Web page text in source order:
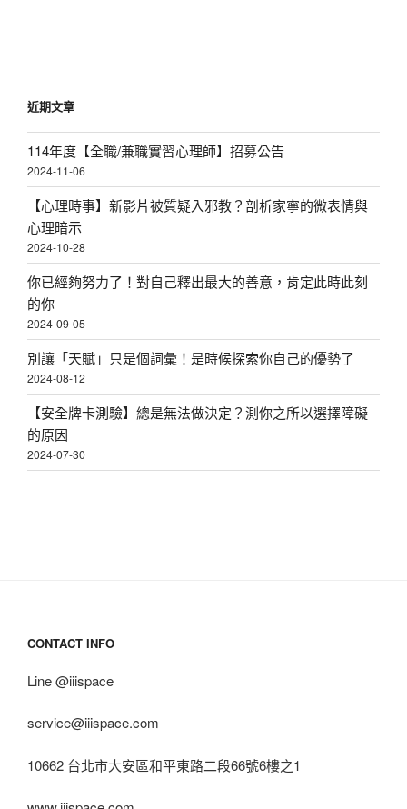
近期文章
114年度【全職/兼職實習心理師】招募公告
2024-11-06
【心理時事】新影片被質疑入邪教？剖析家寧的微表情與
心理暗示
2024-10-28
你已經夠努力了！對自己釋出最大的善意，肯定此時此刻
的你
2024-09-05
別讓「天賦」只是個詞彙！是時候探索你自己的優勢了
2024-08-12
【安全牌卡測驗】總是無法做決定？測你之所以選擇障礙
的原因
2024-07-30
CONTACT INFO
Line @iiispace
service@iiispace.com
10662 台北市大安區和平東路二段66號6樓之1